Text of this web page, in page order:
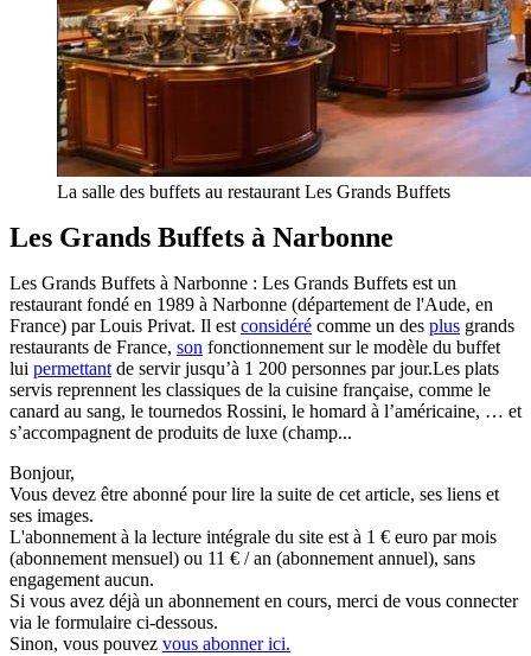
La salle des buffets au restaurant Les Grands Buffets
Les Grands Buffets à Narbonne
Les Grands Buffets à Narbonne : Les Grands Buffets est un
restaurant fondé en 1989 à Narbonne (département de l'Aude, en
France) par Louis Privat. Il est considéré comme un des plus grands
restaurants de France, son fonctionnement sur le modèle du buffet
lui permettant de servir jusqu’à 1 200 personnes par jour.Les plats
servis reprennent les classiques de la cuisine française, comme le
canard au sang, le tournedos Rossini, le homard à l’américaine, … et
s’accompagnent de produits de luxe (champ...
Bonjour,
Vous devez être abonné pour lire la suite de cet article, ses liens et
ses images.
L'abonnement à la lecture intégrale du site est à 1 € euro par mois
(abonnement mensuel) ou 11 € / an (abonnement annuel), sans
engagement aucun.
Si vous avez déjà un abonnement en cours, merci de vous connecter
via le formulaire ci-dessous.
Sinon, vous pouvez vous abonner ici.